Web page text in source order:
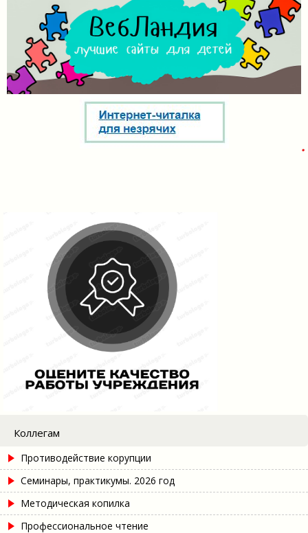
Коллегам
Противодействие корупции
Семинары, практикумы. 2026 год
Методическая копилка
Профессиональное чтение